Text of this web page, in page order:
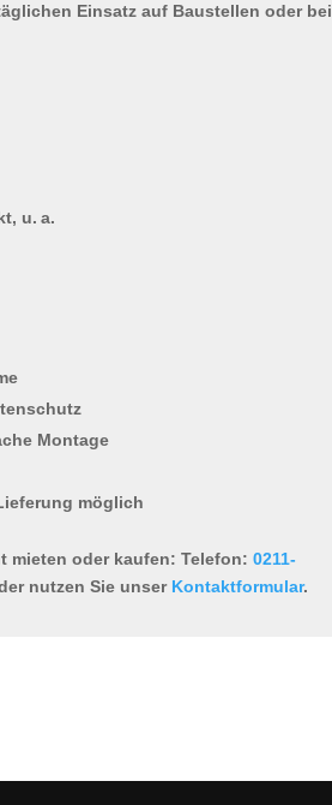
Einsatz auf Baustellen oder bei
u. a.
Montage
möglich
mieten oder kaufen: Telefon:0211-
nutzen Sie unser Kontaktformular.